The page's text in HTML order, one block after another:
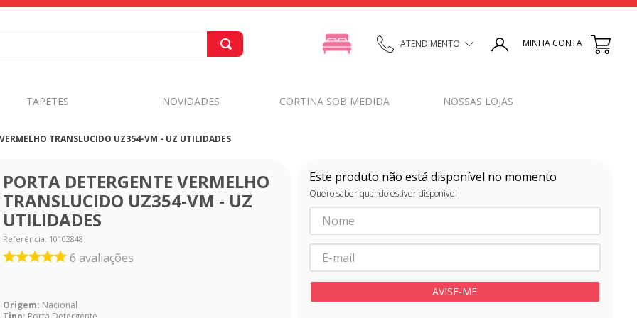
ATENDIMENTO MINHA CONTA
TAPETES NOVIDADES CORTINA SOB MEDIDA NOSSAS LOJAS
TRANSLUCIDO UZ354-VM - UZ UTILIDADES
PORTA DETERGENTE VERMELHO
TRANSLUCIDO UZ354-VM - UZ
UTILIDADES
Referência: 10102848
6 avaliações
Origem: Nacional
Este produto não está disponível no momento
Quero saber quando estiver disponível